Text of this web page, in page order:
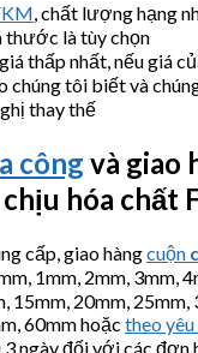
, chất lượng hạng
thước là tùy chọn
thấp nhất, nếu giá
chúng tôi biết và
thay thế
công và giao
chịu hóa chất
cấp, giao hàngcuộn
1mm, 2mm, 3mm,
15mm, 20mm, 25mm,
60mm hoặc theo
ngày đối với các đơn